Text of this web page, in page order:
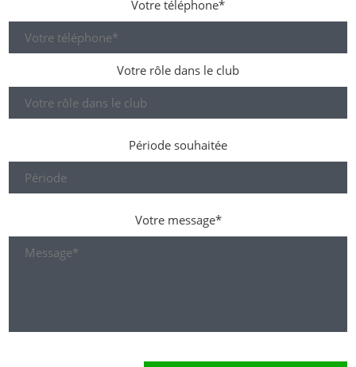
Votre téléphone*
Votre rôle dans le club
Période souhaitée
Votre message*